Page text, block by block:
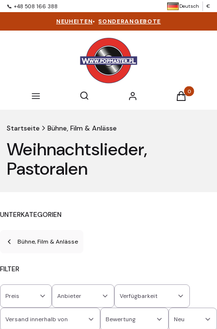
📞 +48 508 166 388 Deutsch €
NEUHEITEN• SONDERANGEBOTE
Menü Suchmaschine öffnen
Suchen Einloggen Produkte im
Warenkorb
Startseite Bühne, Film & Anlässe
Weihnachtslieder,
Pastoralen
UNTERKATEGORIEN
Bühne, Film & Anlässe
FILTER
Preis Anbieter Verfügbarkeit
Versand innerhalb von Bewertung Neu